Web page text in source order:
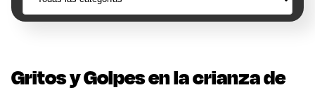
Gritos y Golpes en la crianza de